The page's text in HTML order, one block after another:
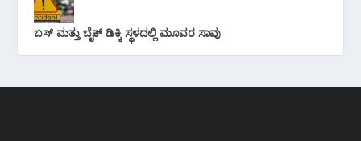
ಬಸ್ ಮತ್ತು ಬೈಕ್ ಡಿಕ್ಕಿ ಸ್ಥಳದಲ್ಲಿ ಮೂವರ ಸಾವು